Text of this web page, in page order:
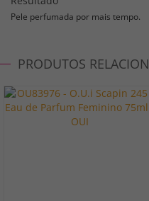
Pele perfumada por mais tempo.
PRODUTOS